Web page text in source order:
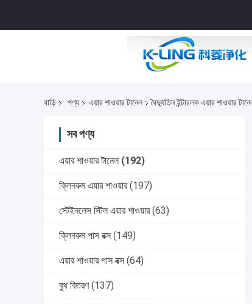
বাড়ি পণ্য এয়ার শাওয়ার টানেল বৈদ্যুতিন ইন্টারলক এয়ার শাওয়ার
সব পণ্য
এয়ার শাওয়ার টানেল (192)
ক্লিনরুম এয়ার শাওয়ার (197)
স্টেইনলেস স্টিল এয়ার শাওয়ার (63)
ক্লিনরুম পাস বক্স (149)
এয়ার শাওয়ার পাস বক্স (64)
বুথ বিতরণ (137)